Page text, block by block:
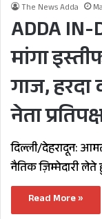
The News Adda
ADDA IN-
मांगा
गाज,
नेता
दिल्ली/देहरादून:
नैतिक ज़िम्मेदारी
Read More »